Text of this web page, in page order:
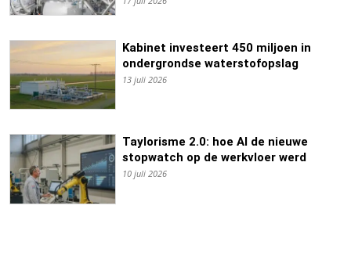
Kabinet investeert 450 miljoen in
ondergrondse waterstofopslag
13 juli 2026
Taylorisme 2.0: hoe AI de nieuwe
stopwatch op de werkvloer werd
10 juli 2026